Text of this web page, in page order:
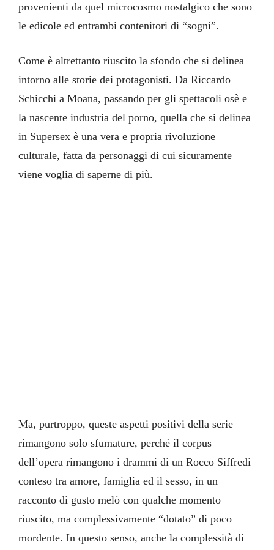
provenienti da quel microcosmo nostalgico che sono
le edicole ed entrambi contenitori di “sogni”.
Come è altrettanto riuscito la sfondo che si delinea
intorno alle storie dei protagonisti. Da Riccardo
Schicchi a Moana, passando per gli spettacoli osè e
la nascente industria del porno, quella che si delinea
in Supersex è una vera e propria rivoluzione
culturale, fatta da personaggi di cui sicuramente
viene voglia di saperne di più.
Ma, purtroppo, queste aspetti positivi della serie
rimangono solo sfumature, perché il corpus
dell’opera rimangono i drammi di un Rocco Siffredi
conteso tra amore, famiglia ed il sesso, in un
racconto di gusto melò con qualche momento
riuscito, ma complessivamente “dotato” di poco
mordente. In questo senso, anche la complessità di